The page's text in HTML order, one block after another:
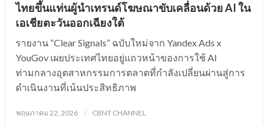
ไทยขึ้นแท่นผู้นำเทรนด์โฆษณาขับเคลื่อนด้วย AI ใน
เอเชียตะวันออกเฉียงใต้
รายงาน “Clear Signals” ฉบับใหม่จาก Yandex Ads x
YouGov เผยประเทศไทยอยู่แถวหน้าของการใช้ AI
ท่ามกลางอุตสาหกรรมการตลาดที่กำลังเปลี่ยนผ่านสู่การ
ดำเนินงานที่เน้นประสิทธิภาพ
Posted
พฤษภาคม 22, 2026 CBNT CHANNEL